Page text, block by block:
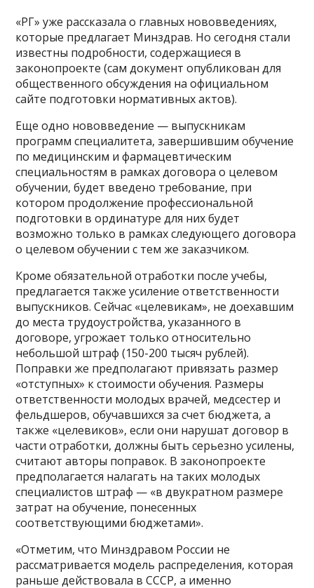
«РГ» уже рассказала о главных нововведениях,
которые предлагает Минздрав. Но сегодня стали
известны подробности, содержащиеся в
законопроекте (сам документ опубликован для
общественного обсуждения на официальном
сайте подготовки нормативных актов).
Еще одно нововведение — выпускникам
программ специалитета, завершившим обучение
по медицинским и фармацевтическим
специальностям в рамках договора о целевом
обучении, будет введено требование, при
котором продолжение профессиональной
подготовки в ординатуре для них будет
возможно только в рамках следующего договора
о целевом обучении с тем же заказчиком.
Кроме обязательной отработки после учебы,
предлагается также усиление ответственности
выпускников. Сейчас «целевикам», не доехавшим
до места трудоустройства, указанного в
договоре, угрожает только относительно
небольшой штраф (150-200 тысяч рублей).
Поправки же предполагают привязать размер
«отступных» к стоимости обучения. Размеры
ответственности молодых врачей, медсестер и
фельдшеров, обучавшихся за счет бюджета, а
также «целевиков», если они нарушат договор в
части отработки, должны быть серьезно усилены,
считают авторы поправок. В законопроекте
предполагается налагать на таких молодых
специалистов штраф — «в двукратном размере
затрат на обучение, понесенных
соответствующими бюджетами».
«Отметим, что Минздравом России не
рассматривается модель распределения, которая
раньше действовала в СССР, а именно